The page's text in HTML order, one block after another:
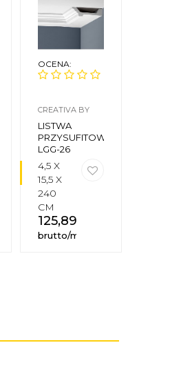
OCENA:
CREATIVA BY
CEZAR
LISTWA
PRZYSUFITOWA
LGG-26
4,5 X
15,5 X
240
CM
125,89
brutto/mb